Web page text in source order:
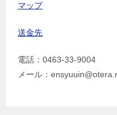
マップ
送金先
電話：0463-33-9004
メール：